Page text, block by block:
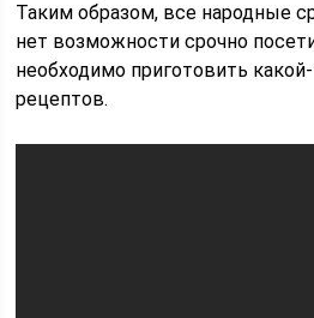
Таким образом, все народные
нет возможности срочно
необходимо приготовить
рецептов.